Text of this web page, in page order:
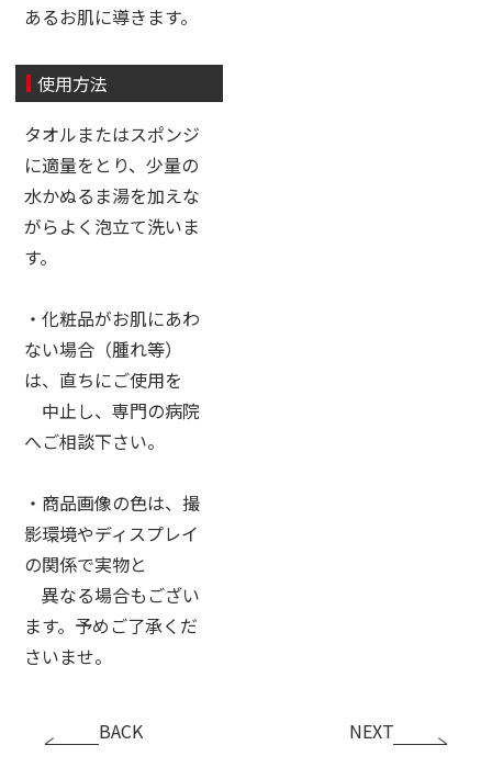
あるお肌に導きます。
使用方法
タオルまたはスポンジ
に適量をとり、少量の
水かぬるま湯を加えな
がらよく泡立て洗いま
す。
・化粧品がお肌にあわ
ない場合（腫れ等）
は、直ちにご使用を
中止し、専門の病院
へご相談下さい。
・商品画像の色は、撮
影環境やディスプレイ
の関係で実物と
異なる場合もござい
ます。予めご了承くだ
さいませ。
BACK NEXT